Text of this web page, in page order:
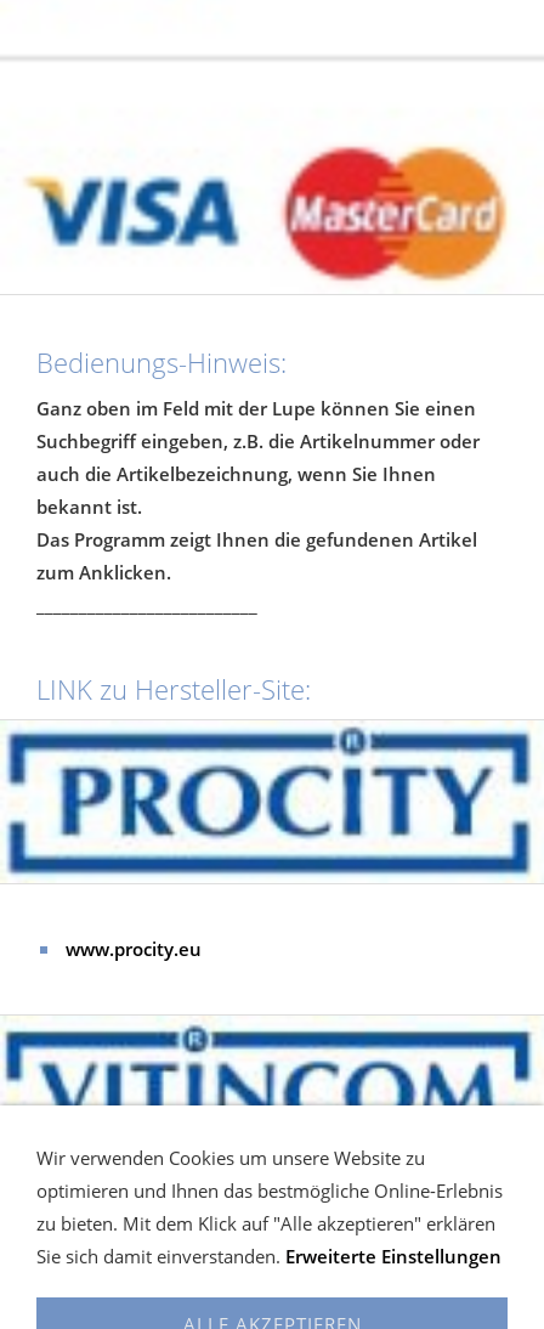
Bedienungs-Hinweis:
Ganz oben im Feld mit der Lupe können Sie einen
Suchbegriff eingeben, z.B. die Artikelnummer oder
auch die Artikelbezeichnung, wenn Sie Ihnen
bekannt ist.
Das Programm zeigt Ihnen die gefundenen Artikel
zum Anklicken.
LINK zu Hersteller-Site:
www.procity.eu
Wir verwenden Cookies um unsere Website zu
optimieren und Ihnen das bestmögliche Online-Erlebnis
zu bieten. Mit dem Klick auf "Alle akzeptieren" erklären
Sie sich damit einverstanden. Erweiterte Einstellungen
ALLE AKZEPTIEREN